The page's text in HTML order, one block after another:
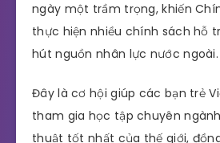
ngày một trầm trọng, khiến
thực hiện nhiều chính sách hỗ
hút nguồn nhân lực nước ngoài.
Đây là cơ hội giúp các bạn trẻ
tham gia học tập chuyên
thuật tốt nhất của thế giới,